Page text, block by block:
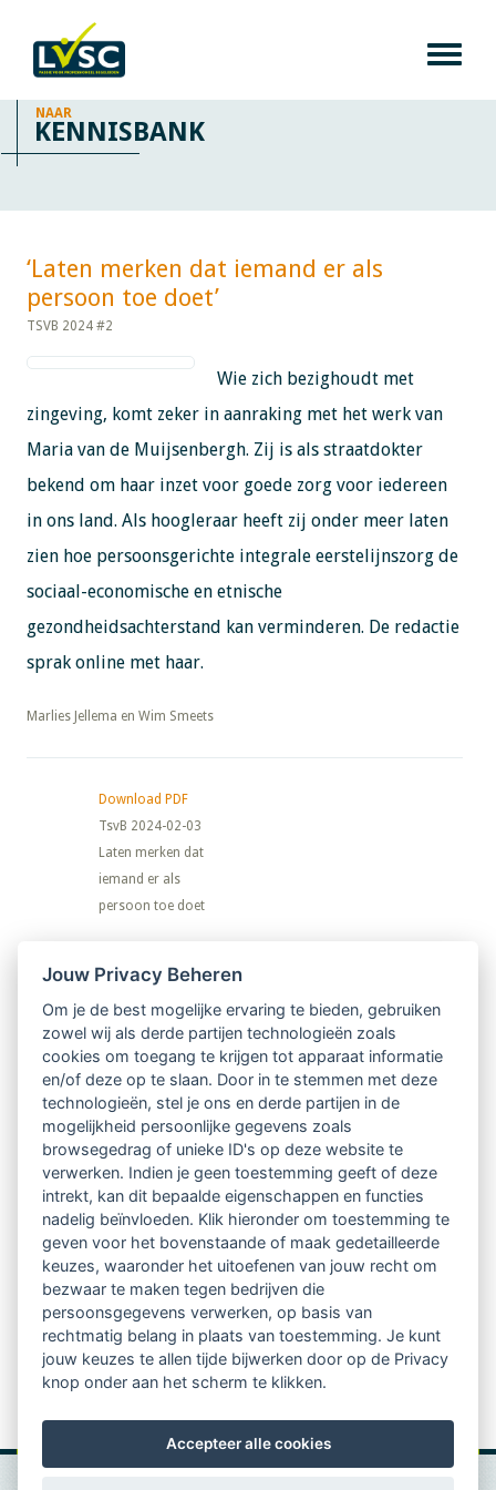
NAAR
KENNISBANK
‘Laten merken dat iemand er als
persoon toe doet’​​​​​​
TSVB 2024 #2
Wie zich bezighoudt met
zingeving, komt zeker in aanraking met het werk van
Maria van de Muijsenbergh. Zij is als straatdokter
bekend om haar inzet voor goede zorg voor iedereen
in ons land. Als hoogleraar heeft zij onder meer laten
zien hoe persoonsgerichte integrale eerstelijnszorg de
sociaal-economische en etnische
gezondheidsachterstand kan verminderen. De redactie
sprak online met haar.
​​​​​​​Marlies Jellema en Wim Smeets
Download PDF
TsvB 2024-02-03
Laten merken dat
iemand er als
persoon toe doet
Nieuwsbrief
Ontvang 10 x per jaar de LVSC-
relatienieuwsbrief met o.a.:
vrij toegankelijke TsvB-artikelen
nieuws op het vlak van professioneel
begeleiden
informatie over LVSC-activiteiten
Aanmelden nieuwsbrief
Jouw Privacy Beheren
Om je de best mogelijke ervaring te bieden, gebruiken
zowel wij als derde partijen technologieën zoals
cookies om toegang te krijgen tot apparaat informatie
en/of deze op te slaan. Door in te stemmen met deze
technologieën, stel je ons en derde partijen in de
mogelijkheid persoonlijke gegevens zoals
browsegedrag of unieke ID's op deze website te
verwerken. Indien je geen toestemming geeft of deze
intrekt, kan dit bepaalde eigenschappen en functies
nadelig beïnvloeden. Klik hieronder om toestemming te
geven voor het bovenstaande of maak gedetailleerde
keuzes, waaronder het uitoefenen van jouw recht om
bezwaar te maken tegen bedrijven die
persoonsgegevens verwerken, op basis van
rechtmatig belang in plaats van toestemming. Je kunt
jouw keuzes te allen tijde bijwerken door op de Privacy
knop onder aan het scherm te klikken.
Accepteer alle cookies